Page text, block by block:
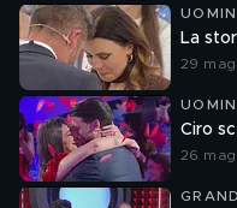
La
29
Ciro
26